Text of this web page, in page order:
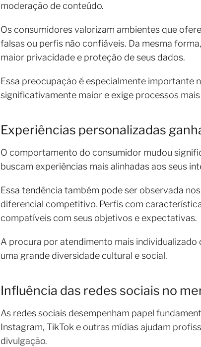
moderação de conteúdo.
Os consumidores valorizam ambientes que
falsas ou perfis não confiáveis. Da mesma
maior privacidade e proteção de seus dados.
Essa preocupação é especialmente importante
significativamente maior e exige processos
Experiências personalizadas
O comportamento do consumidor mudou
buscam experiências mais alinhadas aos seus
Essa tendência também pode ser observada
diferencial competitivo. Perfis com
compatíveis com seus objetivos e expectativas.
A procura por atendimento mais
uma grande diversidade cultural e social.
Influência das redes sociais no
As redes sociais desempenham papel
Instagram, TikTok e outras mídias ajudam
divulgação.